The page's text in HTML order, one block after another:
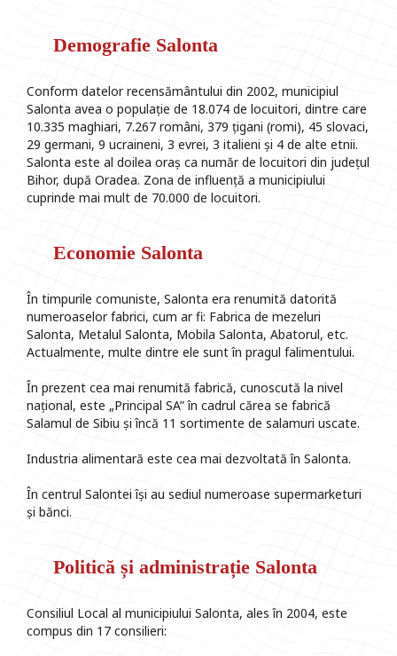
Demografie Salonta
Conform datelor recensământului din 2002, municipiul
Salonta avea o populație de 18.074 de locuitori, dintre care
10.335 maghiari, 7.267 români, 379 țigani (romi), 45 slovaci,
29 germani, 9 ucraineni, 3 evrei, 3 italieni și 4 de alte etnii.
Salonta este al doilea oraș ca număr de locuitori din județul
Bihor, după Oradea. Zona de influență a municipiului
cuprinde mai mult de 70.000 de locuitori.
Economie Salonta
În timpurile comuniste, Salonta era renumită datorită
numeroaselor fabrici, cum ar fi: Fabrica de mezeluri
Salonta, Metalul Salonta, Mobila Salonta, Abatorul, etc.
Actualmente, multe dintre ele sunt în pragul falimentului.
În prezent cea mai renumită fabrică, cunoscută la nivel
național, este „Principal SA” în cadrul cărea se fabrică
Salamul de Sibiu și încă 11 sortimente de salamuri uscate.
Industria alimentară este cea mai dezvoltată în Salonta.
În centrul Salontei își au sediul numeroase supermarketuri
și bănci.
Politică și administrație Salonta
Consiliul Local al municipiului Salonta, ales în 2004, este
compus din 17 consilieri: